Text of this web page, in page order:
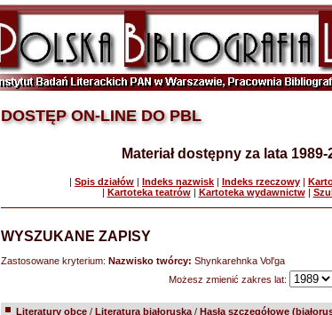
DOSTĘP ON-LINE DO PBL
Materiał dostępny za lata 1989-
| Spis działów | Indeks nazwisk | Indeks rzeczowy |
| Kartoteka teatrów| Kartoteka wydawnictw|
WYSZUKANE ZAPISY
Zastosowane kryterium: Nazwisko twórcy: Shynkarehnka Vol'ga
Możesz zmienić zakres lat:
Literatury obce / Literatura białoruska / Hasła szczegółowe